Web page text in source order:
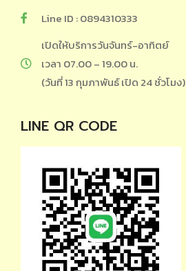
Line ID : 0894310333
เปิดให้บริการวันจันทร์-อาทิตย์
เวลา 07.00 – 19.00 น.
(วันที่ 13 กุมภาพันธ์ เปิด 24 ชั่วโมง)
LINE QR CODE